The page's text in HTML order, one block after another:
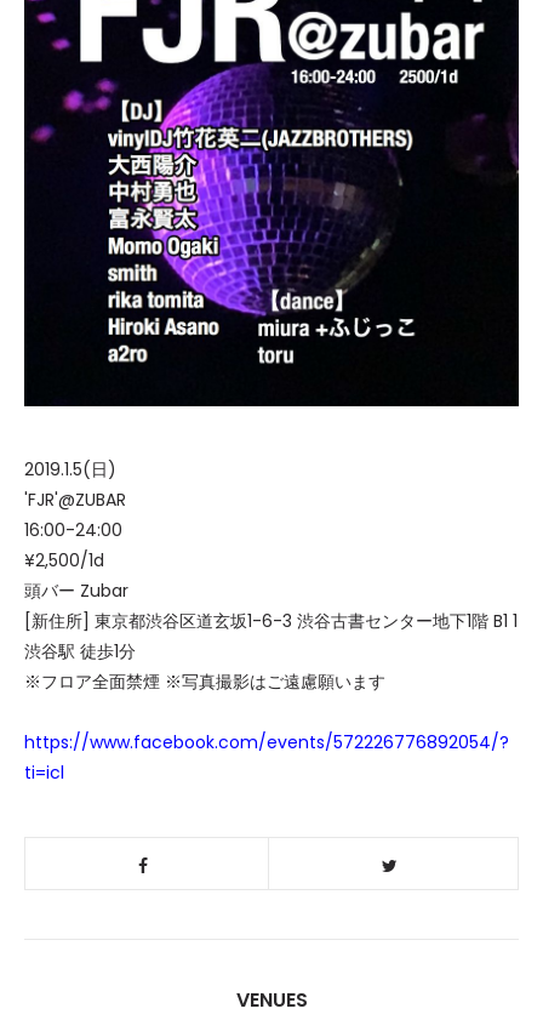
2019.1.5(日)
'FJR'@ZUBAR
16:00-24:00
¥2,500/1d
頭バー Zubar
[新住所] 東京都渋谷区道玄坂1-6-3 渋谷古書センター地下1階 B1 1
渋谷駅 徒歩1分
※フロア全面禁煙 ※写真撮影はご遠慮願います
https://www.facebook.com/events/572226776892054/?
ti=icl
VENUES